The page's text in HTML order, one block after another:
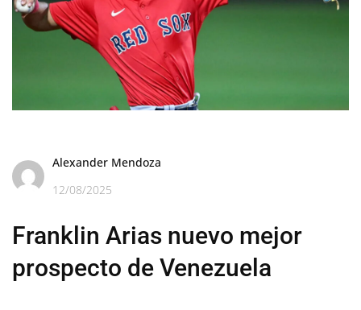
Alexander Mendoza
12/08/2025
Franklin Arias nuevo mejor
prospecto de Venezuela